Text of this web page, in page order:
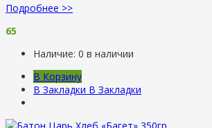
Подробнее >>
65
Наличие: 0 в наличии
В Корзину
В Закладки В Закладки